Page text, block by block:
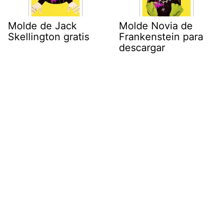
Molde de Jack
Skellington gratis
Molde Novia de
Frankenstein para
descargar